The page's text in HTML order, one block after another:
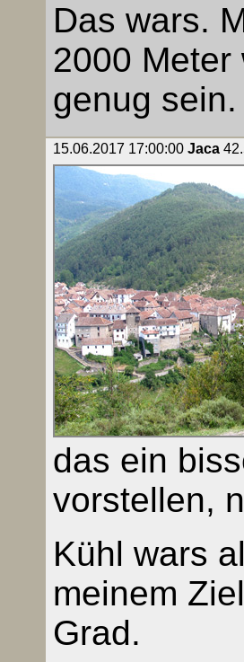
Das wars.
2000 Meter
genug sein.
15.06.2017 17:00:00 Jaca
das ein
vorstellen,
Kühl wars
meinem
Grad.